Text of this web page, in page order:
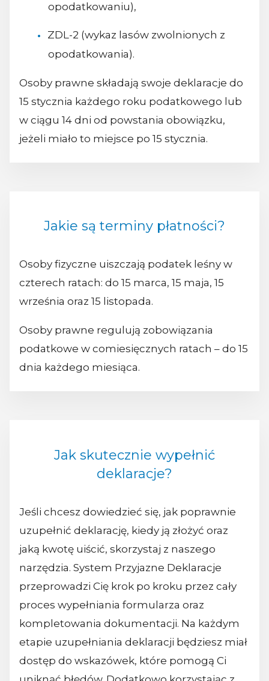
opodatkowaniu),
ZDL-2 (wykaz lasów zwolnionych z
opodatkowania).
Osoby prawne składają swoje deklaracje do
15 stycznia każdego roku podatkowego lub
w ciągu 14 dni od powstania obowiązku,
jeżeli miało to miejsce po 15 stycznia.
Jakie są terminy płatności?
Osoby fizyczne uiszczają podatek leśny w
czterech ratach: do 15 marca, 15 maja, 15
września oraz 15 listopada.
Osoby prawne regulują zobowiązania
podatkowe w comiesięcznych ratach – do 15
dnia każdego miesiąca.
Jak skutecznie wypełnić
deklaracje?
Jeśli chcesz dowiedzieć się, jak poprawnie
uzupełnić deklarację, kiedy ją złożyć oraz
jaką kwotę uiścić, skorzystaj z naszego
narzędzia. System Przyjazne Deklaracje
przeprowadzi Cię krok po kroku przez cały
proces wypełniania formularza oraz
kompletowania dokumentacji. Na każdym
etapie uzupełniania deklaracji będziesz miał
dostęp do wskazówek, które pomogą Ci